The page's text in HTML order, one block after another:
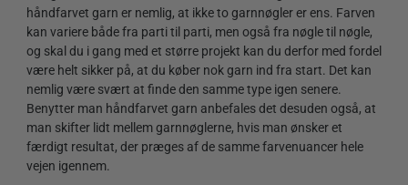
håndfarvet garn er nemlig, at ikke to garnnøgler er ens. Farven
kan variere både fra parti til parti, men også fra nøgle til nøgle,
og skal du i gang med et større projekt kan du derfor med fordel
være helt sikker på, at du køber nok garn ind fra start. Det kan
nemlig være svært at finde den samme type igen senere.
Benytter man håndfarvet garn anbefales det desuden også, at
man skifter lidt mellem garnnøglerne, hvis man ønsker et
færdigt resultat, der præges af de samme farvenuancer hele
vejen igennem.